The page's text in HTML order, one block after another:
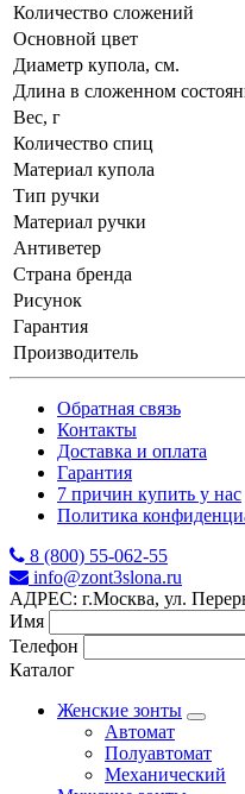
Количество сложений
Основной цвет
Диаметр купола, см.
Длина в сложенном
Вес, г
Количество спиц
Материал купола
Тип ручки
Материал ручки
Антиветер
Страна бренда
Рисунок
Гарантия
Производитель
Обратная связь
Контакты
Доставка и оплата
Гарантия
7 причин купить у нас
Политика
8 (800) 55-062-55
info@zont3slona.ru
АДРЕС: г.Москва, ул.
Имя
Телефон
Каталог
Женские зонты
Автомат
Полуавтомат
Механический